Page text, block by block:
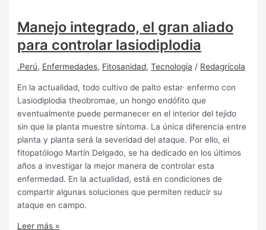
Manejo integrado, el gran aliado
para controlar lasiodiplodia
.Perú, Enfermedades, Fitosanidad,Tecnología / Redagrícola
En la actualidad, todo cultivo de palto estar· enfermo con
Lasiodiplodia theobromae, un hongo endófito que
eventualmente puede permanecer en el interior del tejido
sin que la planta muestre síntoma. La única diferencia entre
planta y planta será la severidad del ataque. Por ello, el
fitopatólogo Martín Delgado, se ha dedicado en los últimos
años a investigar la mejor manera de controlar esta
enfermedad. En la actualidad, está en condiciones de
compartir algunas soluciones que permiten reducir su
ataque en campo.
Leer más »